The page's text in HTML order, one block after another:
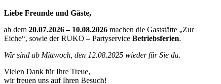
Liebe Freunde und Gäste,
ab dem 20.07.2026 – 10.08.2026 machen die Gaststätte „Zur
Eiche“, sowie der RUKO – Partyservice Betriebsferien.
Wir sind ab Mittwoch, den 12.08.2025 wieder für Sie da.
Vielen Dank für Ihre Treue,
wir freuen uns auf Ihren Besuch!